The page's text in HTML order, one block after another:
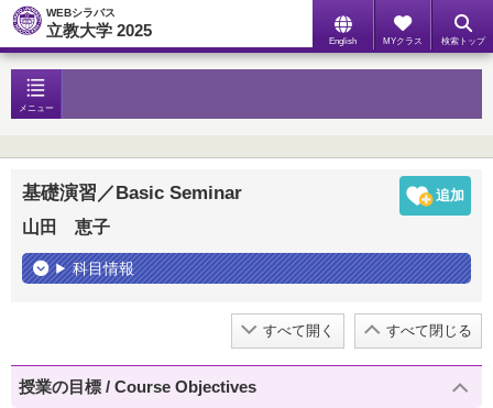
WEBシラバス
立教大学 2025
English MYクラス 検索トップ
メニュー
基礎演習／Basic Seminar
山田 恵子
科目情報
すべて開く すべて閉じる
授業の目標 / Course Objectives